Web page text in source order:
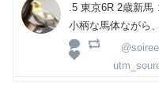
.5 東京6R 2歳新馬
小柄な馬体ながら